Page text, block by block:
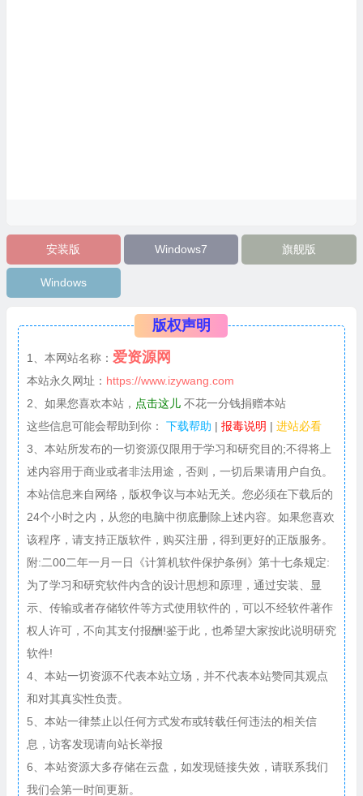
安装版 Windows7 旗舰版
Windows
版权声明
1、本网站名称： 爱资源网
本站永久网址： https://www.izywang.com
2、如果您喜欢本站， 点击这儿不花一分钱捐赠本站
这些信息可能会帮助到你：
下载帮助 | 报毒说明 | 进站必看
3、本站所发布的一切资源仅限用于学习和研究目的;不得将上
述内容用于商业或者非法用途，否则，一切后果请用户自负。
本站信息来自网络，版权争议与本站无关。您必须在下载后的
24个小时之内，从您的电脑中彻底删除上述内容。如果您喜欢
该程序，请支持正版软件，购买注册，得到更好的正版服务。
附:二00二年一月一日《计算机软件保护条例》第十七条规定:
为了学习和研究软件内含的设计思想和原理，通过安装、显
示、传输或者存储软件等方式使用软件的，可以不经软件著作
权人许可，不向其支付报酬!鉴于此，也希望大家按此说明研究
软件!
4、本站一切资源不代表本站立场，并不代表本站赞同其观点
和对其真实性负责。
5、本站一律禁止以任何方式发布或转载任何违法的相关信
息，访客发现请向站长举报
6、本站资源大多存储在云盘，如发现链接失效，请联系我们
我们会第一时间更新。